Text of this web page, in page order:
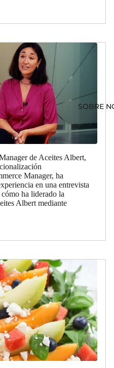
SOBRE
de Aceites Albert,
Manager, ha
en una entrevista
ha liderado la
Albert mediante